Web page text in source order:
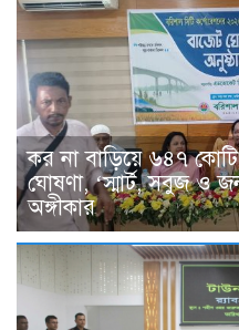
কর না বাড়িয়ে ৬৪৭
ঘোষণা, ‘স্মার্ট, সবুজ ও
অঙ্গীকার